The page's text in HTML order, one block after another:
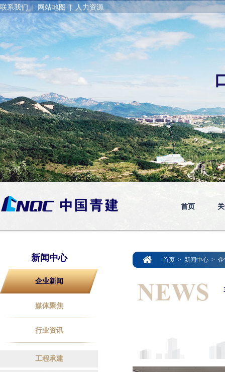
联系我们 | 网站地图 | 人力资源
首页
新闻中心
企业新闻
媒体聚焦
行业资讯
工程承建
首页 > 新闻中心 >